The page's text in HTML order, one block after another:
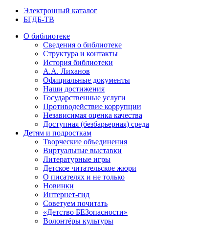
Электронный каталог
БГДБ-ТВ
О библиотеке
Сведения о библиотеке
Структура и контакты
История библиотеки
А.А. Лиханов
Официальные документы
Наши достижения
Государственные услуги
Противодействие коррупции
Независимая оценка качества
Доступная (безбарьерная) среда
Детям и подросткам
Творческие объединения
Виртуальные выставки
Литературные игры
Детское читательское жюри
О писателях и не только
Новинки
Интернет-гид
Советуем почитать
«Детство БЕЗопасности»
Волонтёры культуры